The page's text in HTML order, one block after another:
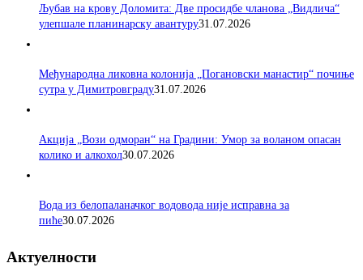
Љубав на крову Доломита: Две просидбе чланова „Видлича“
улепшале планинарску авантуру31.07.2026
Међународна ликовна колонија „Погановски манастир“ почиње
сутра у Димитровграду31.07.2026
Акција „Вози одморан“ на Градини: Умор за воланом опасан
колико и алкохол30.07.2026
Вода из белопаланачког водовода није исправна за
пиће30.07.2026
Актуелности